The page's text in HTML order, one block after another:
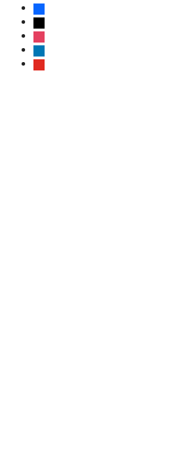
facebook
x
instagram
linkedin
youtube